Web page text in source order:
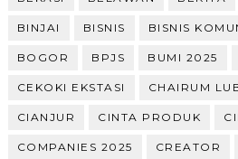
BINJAI BISNIS BISNIS
BOGOR BPJS BUMI 2025
CEKOKI EKSTASI CHAIRUM
CIANJUR CINTA PRODUK
COMPANIES 2025 CREATOR